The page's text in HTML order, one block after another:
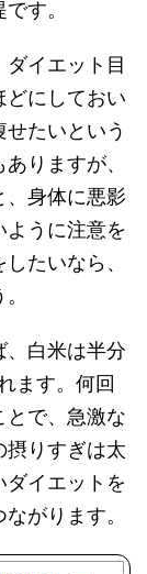
す。
イエット目
どにしておい
たいという
りますが、
、身体に悪影
うに注意を
たいなら、
、白米は半分
ます。何回
とで、急激な
摂りすぎは太
ダイエットを
がります。